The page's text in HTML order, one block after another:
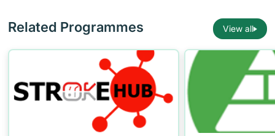
Related Programmes View all